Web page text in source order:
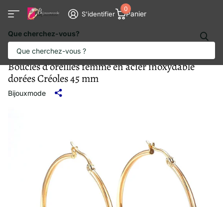
Que cherchez-vous?
S'identifier Panier
0
Boucles d'oreilles femme en acier inoxydable
dorées Créoles 45 mm
Bijouxmode